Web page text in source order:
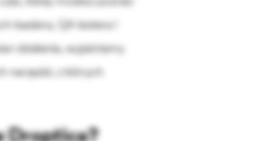
leadera, QA testera i
działania, wyjaśniamy
z których